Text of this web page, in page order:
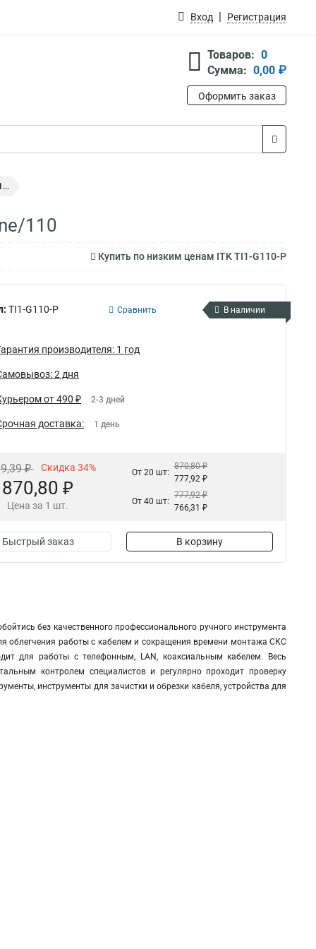
Вход Регистрация
Товаров: 0
Сумма: 0,00 ₽
Оформить заказ
110
Купить по низким ценам ITK TI1-G110-P
TI1-G110-P Сравнить В наличии
производителя: 1 год
2 дня
от 490 ₽ 2-3 дней
доставка: 1 день
₽ Скидка 34%
870,80 ₽
Цена за 1 шт.
От 20 шт:
870,80 ₽
777,92 ₽
От 40 шт:
777,92 ₽
766,31 ₽
Быстрый заказ В корзину
без качественного профессионального ручного инструмента
облегчения работы с кабелем и сокращения времени монтажа СКС
для работы с телефонным, LAN, коаксиальным кабелем. Весь
контролем специалистов и регулярно проходит проверку
инструменты для зачистки и обрезки кабеля, устройства для